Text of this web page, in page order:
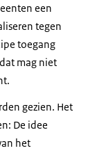
een
tegen
toegang
mag niet
gezien. Het
De idee
het